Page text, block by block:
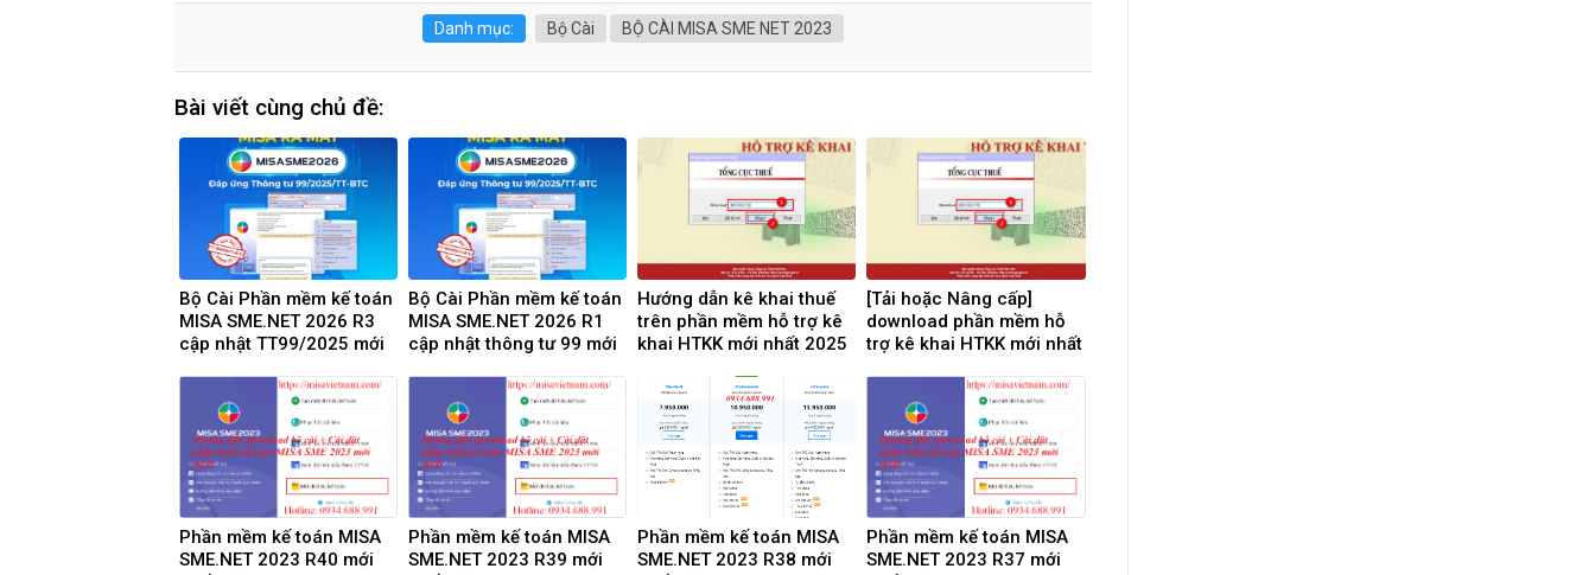
Danh mục: Bộ Cài BỘ CÀI MISA SME NET 2023
Bài viết cùng chủ đề:
Bộ Cài Phần mềm kế toán
MISA SME.NET 2026 R3
cập nhật TT99/2025 mới
Hướng dẫn tải Download
cài đặt
Bộ Cài Phần mềm kế toán
MISA SME.NET 2026 R1
cập nhật thông tư 99 mới
Hướng dẫn tải Download
cài đặt
Hướng dẫn kê khai thuế
trên phần mềm hỗ trợ kê
khai HTKK mới nhất 2025
[Tải hoặc Nâng cấp]
download phần mềm hỗ
trợ kê khai HTKK mới nhất
Phần mềm kế toán MISA
SME.NET 2023 R40 mới
Phần mềm kế toán MISA
SME.NET 2023 R39 mới
Phần mềm kế toán MISA
SME.NET 2023 R38 mới
Phần mềm kế toán MISA
SME.NET 2023 R37 mới